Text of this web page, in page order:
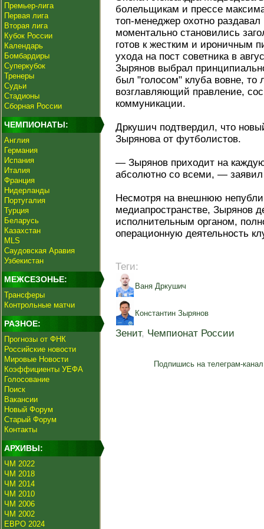
Премьер-лига
Первая лига
Вторая лига
Кубок России
Календарь
Бомбардиры
Суперкубок
Тренеры
Судьи
Стадионы
Сборная России
ЧЕМПИОНАТЫ:
Англия
Германия
Испания
Италия
Франция
Нидерланды
Португалия
Турция
Беларусь
Казахстан
MLS
Саудовская Аравия
Узбекистан
МЕЖСЕЗОНЬЕ:
Трансферы
Контрольные матчи
РАЗНОЕ:
Прогнозы от ФНК
Российские новости
Мировые Новости
Коэффициенты УЕФА
Голосование
Поиск
Вакансии
Новый Форум
Старый Форум
Контакты
АРХИВЫ:
ЧМ 2022
ЧМ 2018
ЧМ 2014
ЧМ 2010
ЧМ 2006
ЧМ 2002
ЕВРО 2024
болельщикам и прессе
топ-менеджер охотно
моментально становились
готов к жестким и ироничным
ухода на пост советника в
Зырянов выбрал
был "голосом" клуба вовне, то
возглавляющий правление,
коммуникации.
Дркушич подтвердил, что
Зырянова от футболистов.
— Зырянов приходит на
абсолютно со всеми, — заявил
Несмотря на внешнюю
медиапространстве, Зырянов
исполнительным органом,
операционную деятельность
Теги:
Ваня Дркушич
Константин Зырянов
Зенит, Чемпионат России
Подпишись на телеграм-